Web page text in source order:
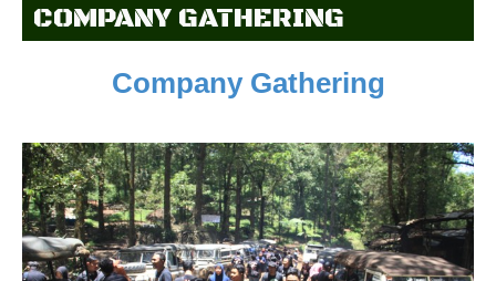
COMPANY GATHERING
Company Gathering